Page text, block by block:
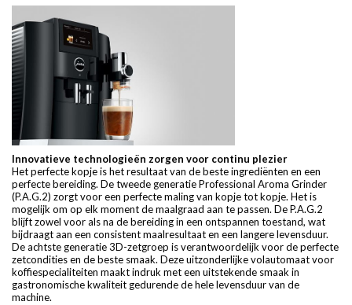
Innovatieve technologieën zorgen voor continu plezier
Het perfecte kopje is het resultaat van de beste ingrediënten en een
perfecte bereiding. De tweede generatie Professional Aroma Grinder
(P.A.G.2) zorgt voor een perfecte maling van kopje tot kopje. Het is
mogelijk om op elk moment de maalgraad aan te passen. De P.A.G.2
blijft zowel voor als na de bereiding in een ontspannen toestand, wat
bijdraagt aan een consistent maalresultaat en een langere levensduur.
De achtste generatie 3D-zetgroep is verantwoordelijk voor de perfecte
zetcondities en de beste smaak. Deze uitzonderlijke volautomaat voor
koffiespecialiteiten maakt indruk met een uitstekende smaak in
gastronomische kwaliteit gedurende de hele levensduur van de
machine.